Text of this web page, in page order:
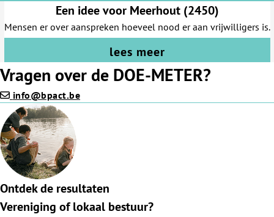
creatieve buurtprojecten zoals in Gent
Een idee voor Meerhout (2450)
Mensen er over aanspreken hoeveel nood er aan vrijwilligers is.
lees meer
Vragen over de DOE-METER?
info@bpact.be
Ontdek de resultaten
Vereniging of lokaal bestuur?